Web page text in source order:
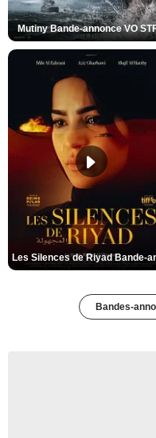
Mutiny Bande-annonce VO
Bandes-